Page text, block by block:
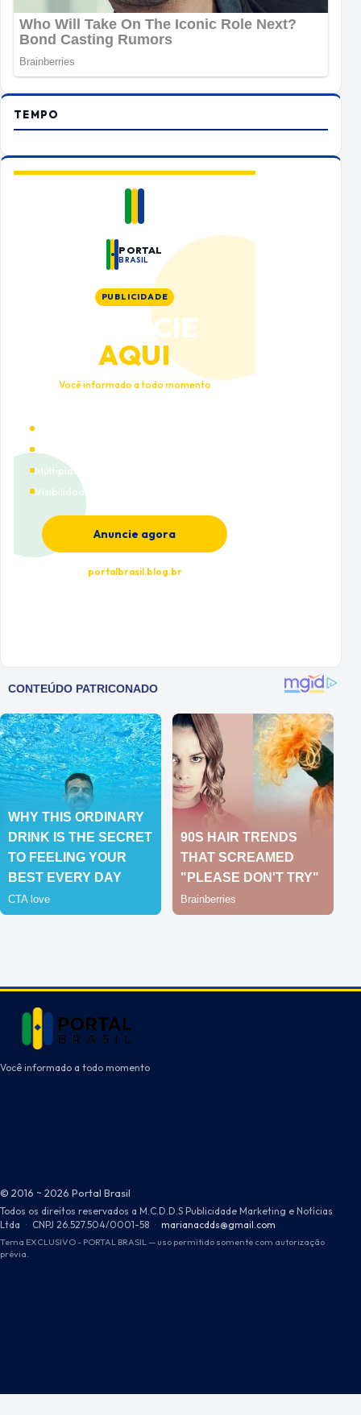
TEMPO
PORTAL
BRASIL
PUBLICIDADE
ANUNCIE
AQUI
Você informado a todo momento
Cobertura nacional
Múltiplas categorias
Visibilidade premium
Anuncie agora
portalbrasil.blog.br
Você informado a todo momento
© 2016 ~ 2026 Portal Brasil
Todos os direitos reservados a M.C.D.D.S Publicidade Marketing e Notícias
Ltda · CNPJ 26.527.504/0001-58 · marianacdds@gmail.com
Tema EXCLUSIVO - PORTAL BRASIL — uso permitido somente com autorização
prévia.